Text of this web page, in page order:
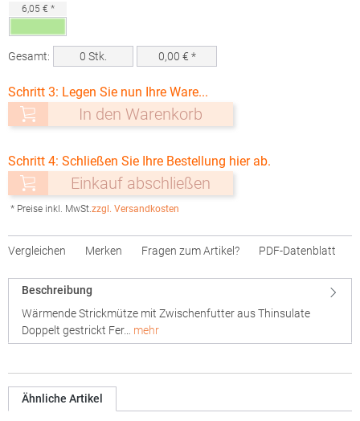
6,05 € *
Gesamt: 0 Stk. 0,00 € *
Schritt 3: Legen Sie nun Ihre Ware...
In den Warenkorb
Schritt 4: Schließen Sie Ihre Bestellung hier ab.
Einkauf abschließen
* Preise inkl. MwSt.zzgl. Versandkosten
Vergleichen Merken Fragen zum Artikel? PDF-Datenblatt
Beschreibung
Wärmende Strickmütze mit Zwischenfutter aus Thinsulate
Doppelt gestrickt Fer… mehr
Ähnliche Artikel